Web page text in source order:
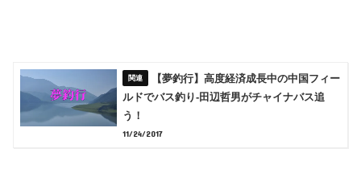
【夢釣行】高度経済成長中の中国フィー
ルドでバス釣り-田辺哲男がチャイナバス追
う！
11/24/2017